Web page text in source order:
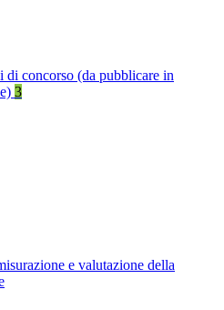
di concorso (da pubblicare in
3
e valutazione della